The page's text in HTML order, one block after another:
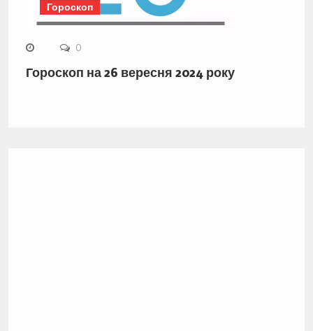
Гороскоп
0
Гороскоп на 26 вересня 2024 року